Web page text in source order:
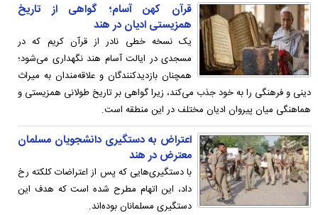
قرآن کهن آسام؛ گواهی از تاریخ
همزیستی ادیان در هند
یک نسخه خطی نادر از قرآن کریم که در
مسجدی در ایالت آسام هند نگهداری می‌شود؛
همچنان بازدیدکنندگان و علاقه‌مندان به میراث
دینی و فرهنگی را به خود جذب می‌کند، زیرا گواهی بر تاریخ طولانی همزیستی و
هماهنگی میان پیروان ادیان مختلف در این منطقه است.
اعتراض به دستگیری دانشجویان مسلمان
معترض در هند
با دستگیری‌هایی که پس از اعتراضات کلکته رخ
داد، این اتهام مطرح شده است که هدف این
دستگیری مسلمانان بوده‌اند.